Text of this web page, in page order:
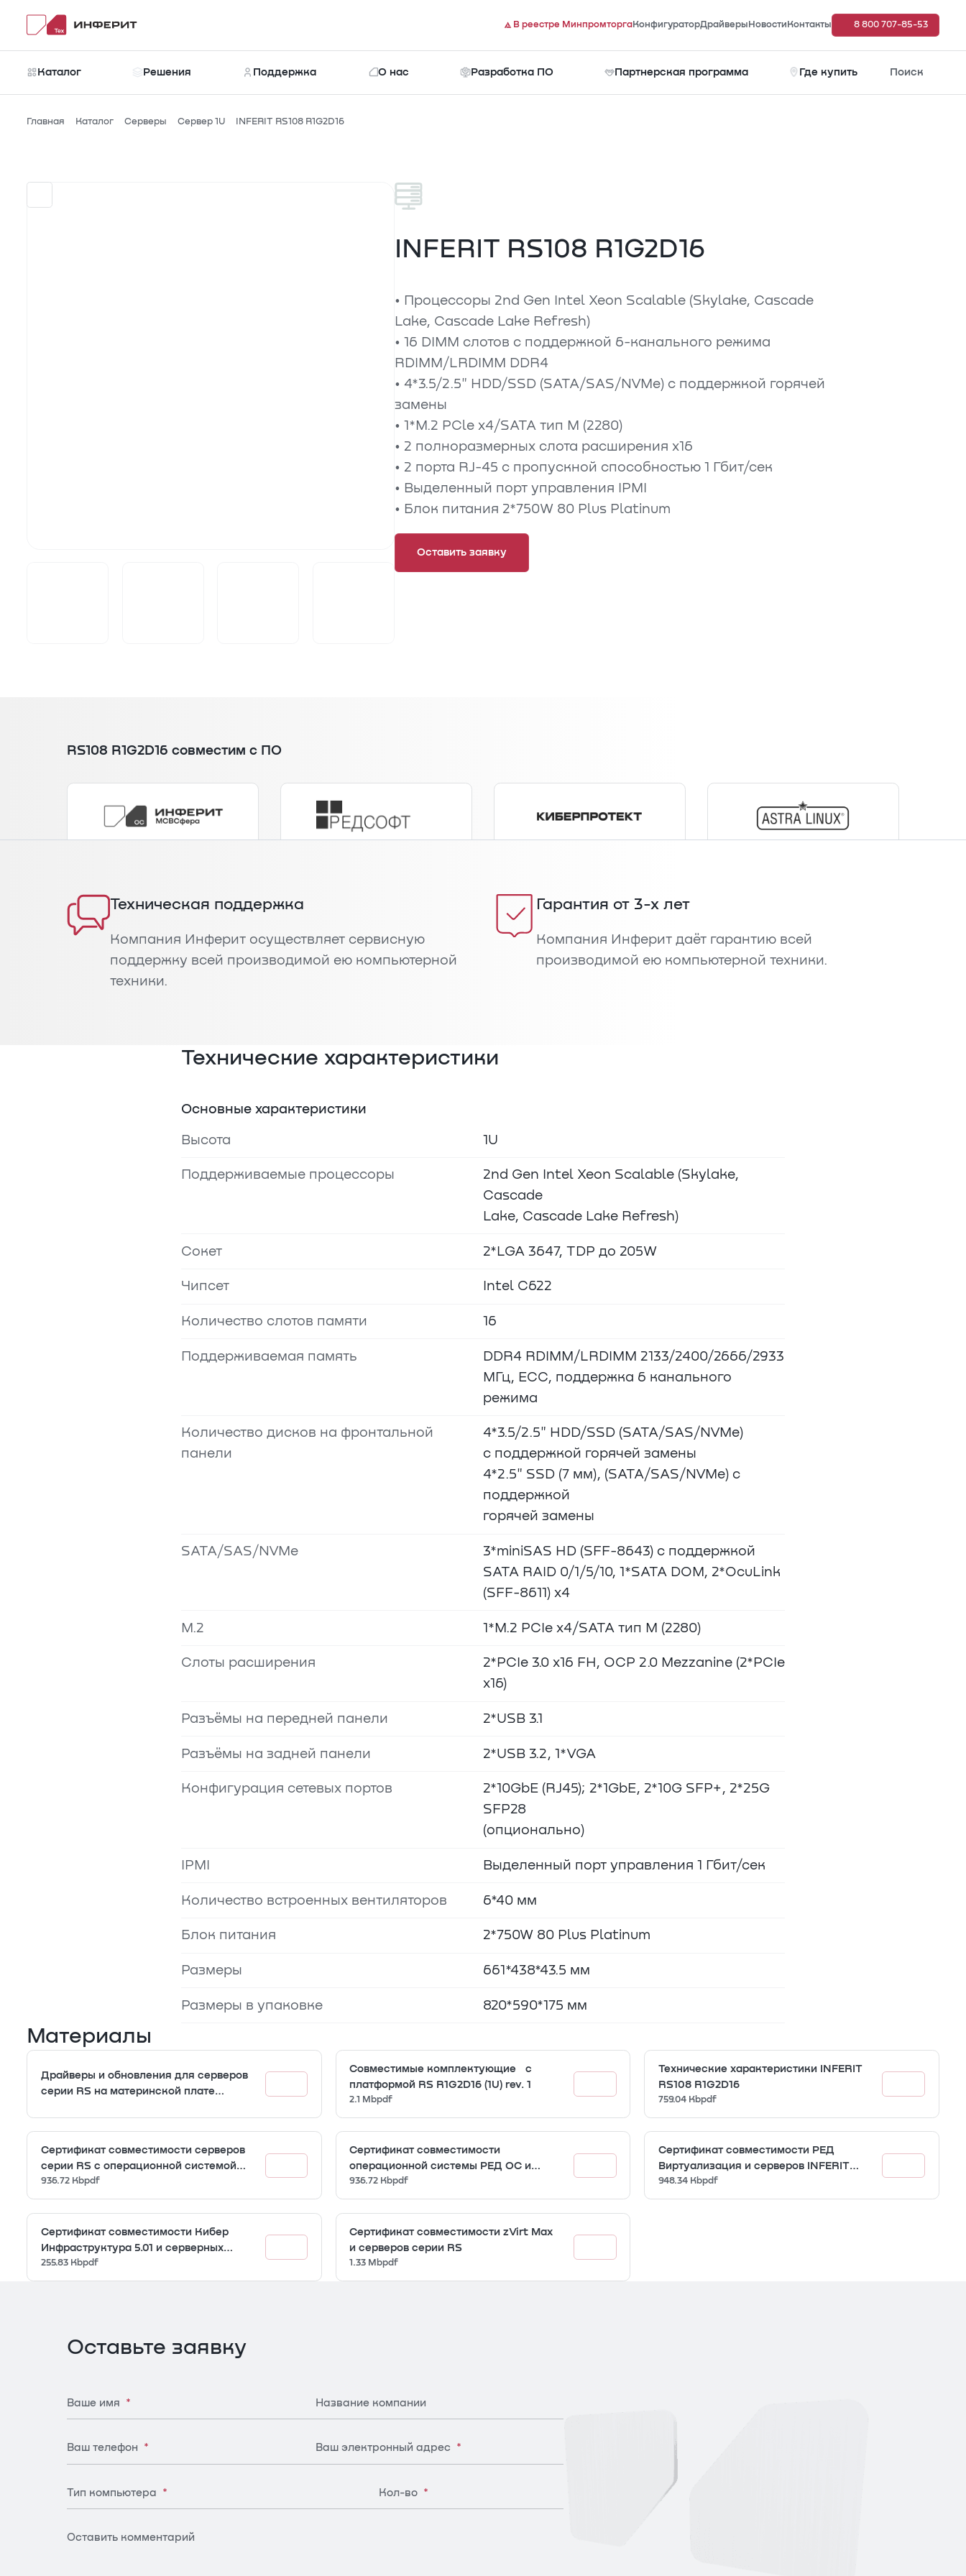
В реестре МинпромторгаКонфигураторДрайверы Новости Контакты 8 800 707-85-53
Каталог Решения Поддержка О нас Разработка ПО Партнерская программа Где купить Поиск
Главная Каталог Серверы Сервер 1U INFERIT RS108 R1G2D16
INFERIT RS108 R1G2D16
• Процессоры 2nd Gen Intel Xeon Scalable (Skylake, Cascade
Lake, Cascade Lake Refresh)
• 16 DIMM слотов c поддержкой 6-канального режима
RDIMM/LRDIMM DDR4
• 4*3.5/2.5" HDD/SSD (SATA/SAS/NVMe) с поддержкой горячей
замены
• 1*M.2 PCle x4/SATA тип М (2280)
• 2 полноразмерных слота расширения x16
• 2 порта RJ-45 с пропускной способностью 1 Гбит/сек
• Выделенный порт управления IPMI
• Блок питания 2*750W 80 Plus Platinum
Оставить заявку
RS108 R1G2D16 совместим с ПО
Техническая поддержка
Компания Инферит осуществляет сервисную
поддержку всей производимой ею компьютерной
техники.
Гарантия от 3-х лет
Компания Инферит даёт гарантию всей
производимой ею компьютерной техники.
Технические характеристики
Основные характеристики
Высота 1U
Поддерживаемые процессоры
2nd Gen Intel Xeon Scalable (Skylake,
Cascade
Lake, Cascade Lake Refresh)
Сокет 2*LGA 3647, TDP до 205W
Чипсет Intel C622
Количество слотов памяти 16
Поддерживаемая память
DDR4 RDIMM/LRDIMM 2133/2400/2666/2933
МГц, ECC, поддержка 6 канального
режима
Количество дисков на фронтальной
панели
4*3.5/2.5" HDD/SSD (SATA/SAS/NVMe)
с поддержкой горячей замены
4*2.5" SSD (7 мм), (SATA/SAS/NVMe) с
поддержкой
горячей замены
SATA/SAS/NVMe
3*miniSAS HD (SFF-8643) с поддержкой
SATA RAID 0/1/5/10, 1*SATA DOM, 2*OcuLink
(SFF-8611) x4
M.2 1*M.2 PCIe x4/SATA тип М (2280)
Слоты расширения
2*PCIe 3.0 x16 FH, OCP 2.0 Mezzanine (2*PCIe
x16)
Разъёмы на передней панели 2*USB 3.1
Разъёмы на задней панели 2*USB 3.2, 1*VGA
Конфигурация сетевых портов
2*10GbE (RJ45); 2*1GbE, 2*10G SFP+, 2*25G
SFP28
(опционально)
IPMI Выделенный порт управления 1 Гбит/сек
Количество встроенных вентиляторов 6*40 мм
Блок питания 2*750W 80 Plus Platinum
Размеры 661*438*43.5 мм
Размеры в упаковке 820*590*175 мм
Материалы
Драйверы и обновления для серверов
серии RS на материнской плате
Совместимые комплектующие с
платформой RS R1G2D16 (1U) rev. 1
2.1 Mbpdf
Технические характеристики INFERIT
RS108 R1G2D16
759.04 Kbpdf
Сертификат совместимости серверов
серии RS c операционной системой
RedOS
936.72 Kbpdf
Сертификат совместимости
операционной системы РЕД ОС и
серверов серии RS
936.72 Kbpdf
Сертификат совместимости РЕД
Виртуализация и серверов INFERIT
серии RS R1
948.34 Kbpdf
Сертификат совместимости Кибер
Инфраструктура 5.01 и серверных
платформ INFERIT серии RS
255.83 Kbpdf
Сертификат совместимости zVirt Max
и серверов серии RS
1.33 Mbpdf
Оставьте заявку
Ваше имя * Название компании
Ваш телефон * Ваш электронный адрес *
Тип компьютера * Кол-во *
Оставить комментарий